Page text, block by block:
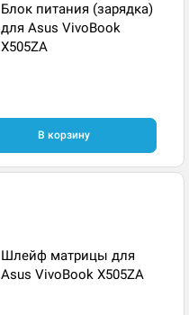
Блок питания (зарядка)
для Asus VivoBook
X505ZA
В корзину
Шлейф матрицы для
Asus VivoBook X505ZA